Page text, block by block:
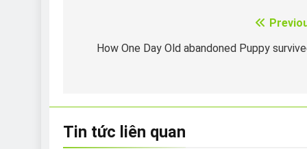
hướng
How One Day Old abandoned Puppy
Tin tức liên quan